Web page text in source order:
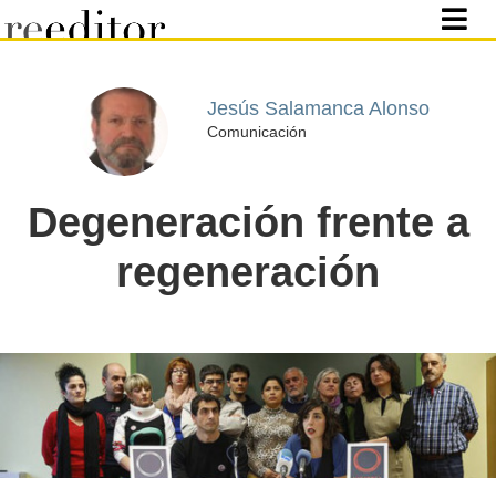
Jesús Salamanca Alonso
Comunicación
Degeneración frente a
regeneración